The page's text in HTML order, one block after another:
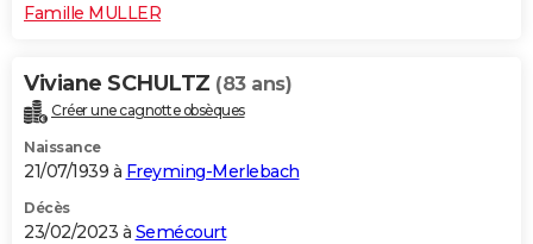
Famille MULLER
Viviane SCHULTZ (83 ans)
Créer une cagnotte obsèques
Naissance
21/07/1939 à Freyming-Merlebach
Décès
23/02/2023 à Semécourt